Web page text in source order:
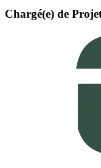
Chargé(e) de